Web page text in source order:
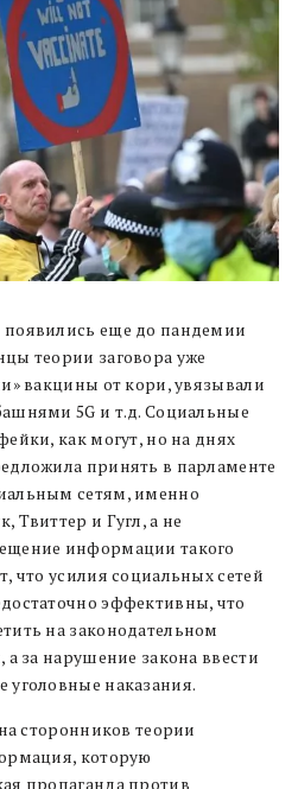
еще до пандемии
теории заговора уже
вакцины от кори, увязывали
5G и т.д. Социальные
как могут, но на днях
принять в парламенте
сетям, именно
Твиттер и Гугл, а не
информации такого
что усилия социальных сетей
эффективны, что
на законодательном
за нарушение закона ввести
наказания.
сторонников теории
которую
пропаганда против